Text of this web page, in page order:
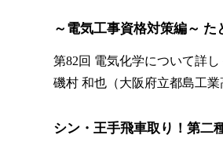
～電気工事資格対策編～
第82回 電気化学について詳
磯村 和也（大阪府立都島工業
シン・王手飛車取り！第二